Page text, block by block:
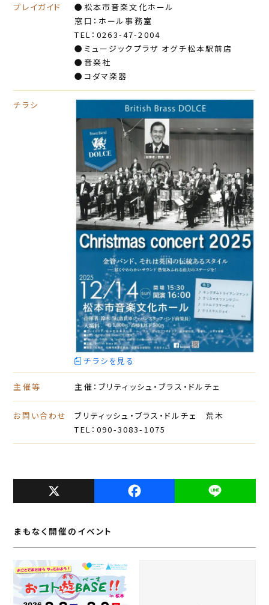
プレイガイド
●松本市音楽文化ホール
窓口：ホール事務室
TEL：0263-47-2004
●ミュージックプラザ オグチ松本駅前店
●音楽社
●コダマ楽器
チラシ
チラシを見る
主催等 主催：ブリティッシュ・ブラス・ドルチェ
お問い合わせ
ブリティッシュ・ブラス・ドルチェ 荒木
TEL：090-3083-1075
X
F
a
L
i
まもなく開催のイベント